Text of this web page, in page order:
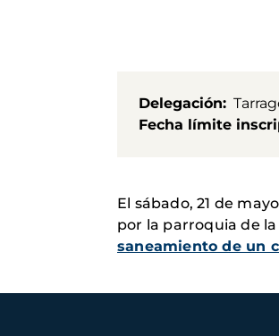
Delegación
Fecha límite
El sábado, 21 de
por la parroquia de
saneamiento de un